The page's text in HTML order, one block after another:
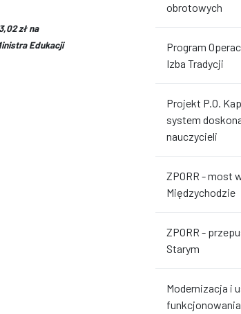
zł na
Edukacji
obrotowych
Program
Izba Tradycji
Projekt P.O.
system
nauczycieli
ZPORR - most
Międzychodzie
ZPORR -
Starym
Modernizacja i
funkcjonowania